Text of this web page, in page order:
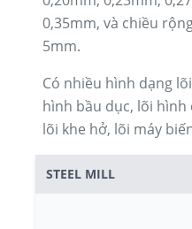
0,35mm, và chiều
5mm.
Có nhiều hình dạng
hình bầu dục, lõi
lõi khe hở, lõi máy
STEEL MILL